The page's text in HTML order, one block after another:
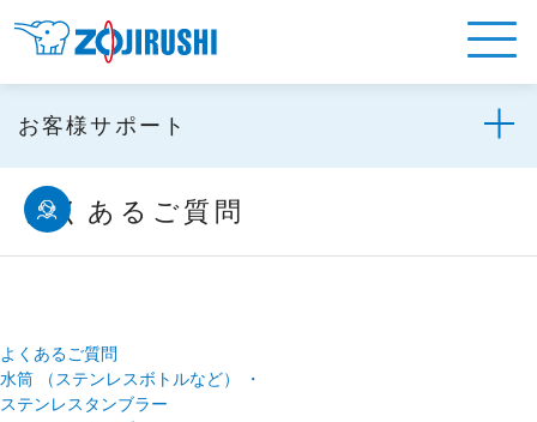
お客様サポート
よくあるご質問
よくあるご質問
水筒 （ステンレスボトルなど） ・
ステンレスタンブラー